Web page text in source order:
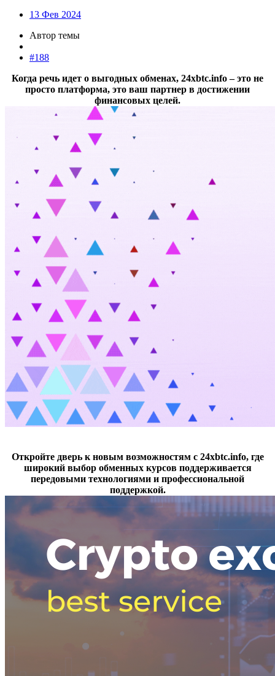
13 Фев 2024
Автор темы
#188
Когда речь идет о выгодных обменах, 24xbtc.info – это не
просто платформа, это ваш партнер в достижении
финансовых целей.
Откройте дверь к новым возможностям с 24xbtc.info, где
широкий выбор обменных курсов поддерживается
передовыми технологиями и профессиональной
поддержкой.